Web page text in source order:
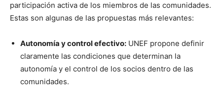
participación activa de los miembros de las comunidades.
Estas son algunas de las propuestas más relevantes:
Autonomía y control efectivo: UNEF propone definir
claramente las condiciones que determinan la
autonomía y el control de los socios dentro de las
comunidades.